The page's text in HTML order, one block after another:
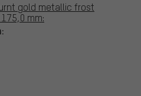
gold metallic frost
mm: